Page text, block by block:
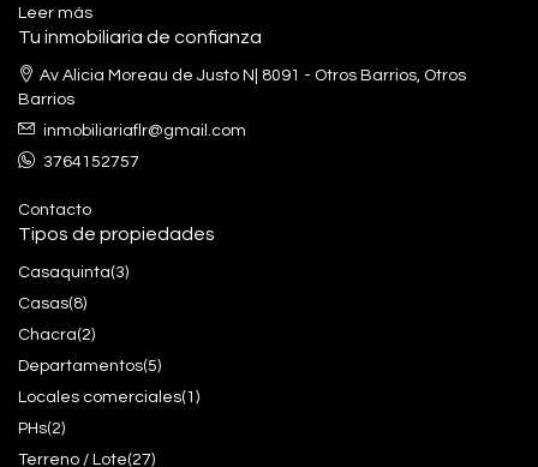
Leer más
Tu inmobiliaria de confianza
Av Alicia Moreau de Justo N| 8091 - Otros Barrios, Otros
Barrios
inmobiliariaflr@gmail.com
3764152757
Contacto
Tipos de propiedades
Casaquinta(3)
Casas(8)
Chacra(2)
Departamentos(5)
Locales comerciales(1)
PHs(2)
Terreno / Lote(27)